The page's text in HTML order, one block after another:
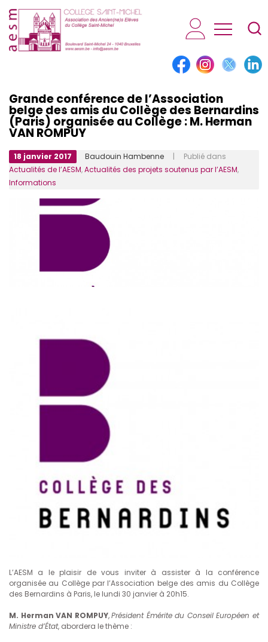
AESM...
Grande conférence de l’Association
belge des amis du Collège des Bernardins
(Paris) organisée au Collège : M. Herman
VAN ROMPUY
18 janvier 2017 Baudouin Hambenne | Publié dans
Actualités de l’AESM,Actualités des projets soutenus par l’AESM,
Informations
L’AESM a le plaisir de vous inviter à assister à la conférence
organisée au Collège par l’Association belge des amis du Collège
des Bernardins à Paris, le lundi 30 janvier à 20h15.
M. Herman VAN ROMPUY,Président Émérite du Conseil Européen et
Ministre d’État, abordera le thème :